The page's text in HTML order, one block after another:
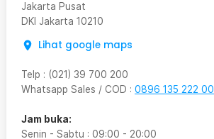
Jakarta Pusat
DKI Jakarta 10210
Lihat google maps
Telp : (021) 39 700 200
Whatsapp Sales / COD : 0896 135 222 00
Jam buka:
Senin - Sabtu : 09:00 - 20:00